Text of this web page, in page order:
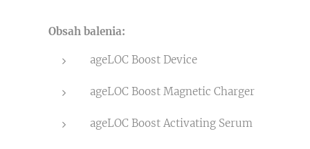
Obsah balenia:
ageLOC Boost Device
ageLOC Boost Magnetic Charger
ageLOC Boost Activating Serum